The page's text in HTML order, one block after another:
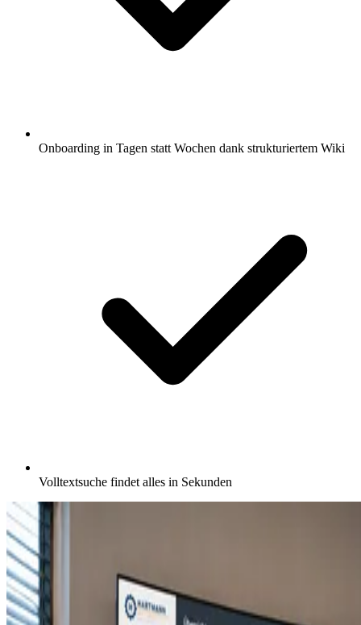
Onboarding in Tagen statt Wochen dank strukturiertem Wiki
Volltextsuche findet alles in Sekunden